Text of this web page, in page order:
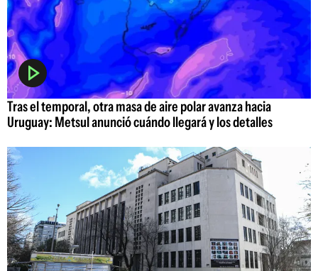
Tras el temporal, otra masa de aire polar avanza hacia
Uruguay: Metsul anunció cuándo llegará y los detalles